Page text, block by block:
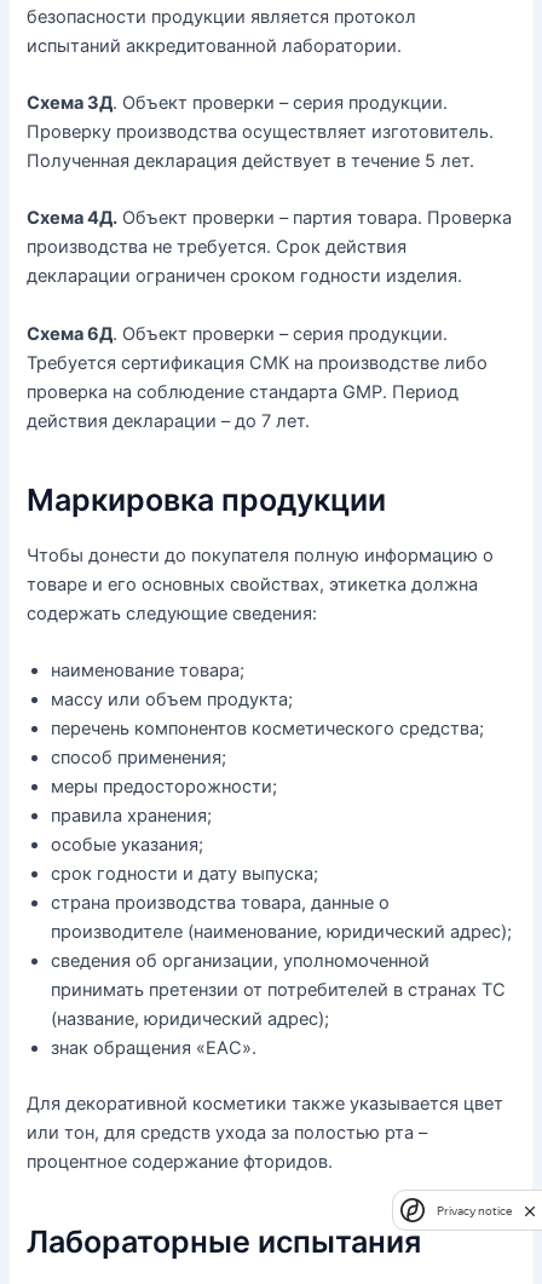
безопасности продукции является протокол
испытаний аккредитованной лаборатории.
Схема 3Д. Объект проверки – серия продукции.
Проверку производства осуществляет изготовитель.
Полученная декларация действует в течение 5 лет.
Схема 4Д. Объект проверки – партия товара. Проверка
производства не требуется. Срок действия
декларации ограничен сроком годности изделия.
Схема 6Д. Объект проверки – серия продукции.
Требуется сертификация СМК на производстве либо
проверка на соблюдение стандарта GMP. Период
действия декларации – до 7 лет.
Маркировка продукции
Чтобы донести до покупателя полную информацию о
товаре и его основных свойствах, этикетка должна
содержать следующие сведения:
наименование товара;
массу или объем продукта;
перечень компонентов косметического средства;
способ применения;
меры предосторожности;
правила хранения;
особые указания;
срок годности и дату выпуска;
страна производства товара, данные о
производителе (наименование, юридический адрес);
сведения об организации, уполномоченной
принимать претензии от потребителей в странах ТС
(название, юридический адрес);
знак обращения «ЕАС».
Для декоративной косметики также указывается цвет
или тон, для средств ухода за полостью рта –
процентное содержание фторидов.
Лабораторные испытания
Privacy notice